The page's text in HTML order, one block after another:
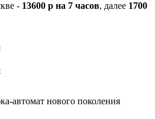
- 13600 р на 7 часов, далее 1700
автомат нового поколения